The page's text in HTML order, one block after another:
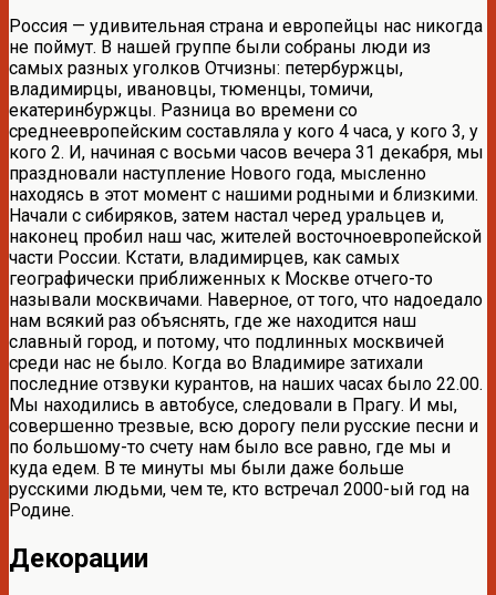
Россия — удивительная страна и европейцы нас никогда
не поймут. В нашей группе были собраны люди из
самых разных уголков Отчизны: петербуржцы,
владимирцы, ивановцы, тюменцы, томичи,
екатеринбуржцы. Разница во времени со
среднеевропейским составляла у кого 4 часа, у кого 3, у
кого 2. И, начиная с восьми часов вечера 31 декабря, мы
праздновали наступление Нового года, мысленно
находясь в этот момент с нашими родными и близкими.
Начали с сибиряков, затем настал черед уральцев и,
наконец пробил наш час, жителей восточноевропейской
части России. Кстати, владимирцев, как самых
географически приближенных к Москве отчего-то
называли москвичами. Наверное, от того, что надоедало
нам всякий раз объяснять, где же находится наш
славный город, и потому, что подлинных москвичей
среди нас не было. Когда во Владимире затихали
последние отзвуки курантов, на наших часах было 22.00.
Мы находились в автобусе, следовали в Прагу. И мы,
совершенно трезвые, всю дорогу пели русские песни и
по большому-то счету нам было все равно, где мы и
куда едем. В те минуты мы были даже больше
русскими людьми, чем те, кто встречал 2000-ый год на
Родине.
Декорации